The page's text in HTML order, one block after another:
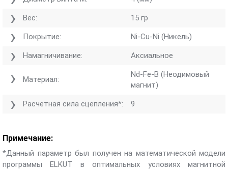
Вес: 15 гр
Покрытие: Ni-Cu-Ni (Никель)
Намагничивание: Аксиальное
Материал:
Nd-Fe-B (Неодимовый
магнит)
Расчетная сила сцепления*: 9
Примечание:
*Данный параметр был получен на математической модели
программы ELKUT в оптимальных условиях магнитной